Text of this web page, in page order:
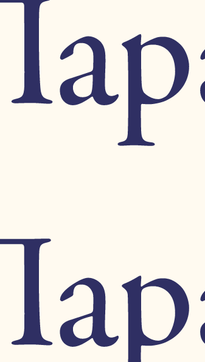
YMCA-PRESS в Архангельске.